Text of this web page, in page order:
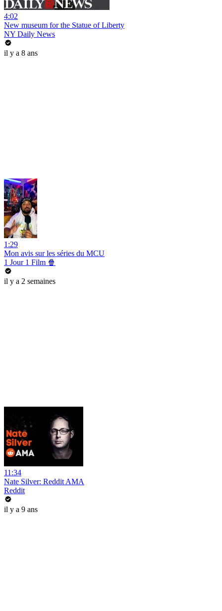
4:02
New museum for the Statue of Liberty
NY Daily News
il y a 8 ans
1:29
Mon avis sur les séries du MCU
1 Jour 1 Film 🍿
il y a 2 semaines
11:34
Nate Silver: Reddit AMA
Reddit
il y a 9 ans